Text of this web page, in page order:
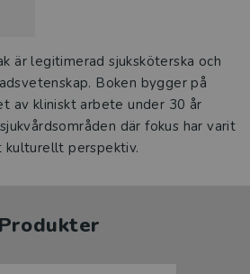
är legitimerad sjuksköterska och
Boken bygger på
av kliniskt arbete under 30 år
där fokus har varit
kulturellt perspektiv.
Produkter